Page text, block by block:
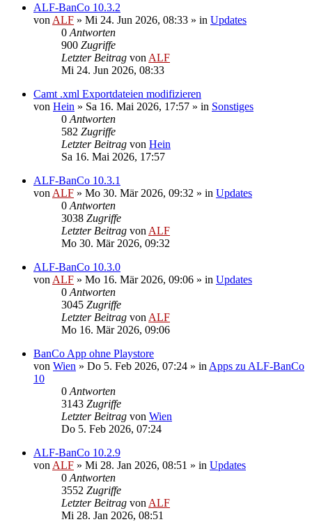
ALF-BanCo 10.3.2
von ALF » Mi 24. Jun 2026, 08:33 » in Updates
0 Antworten
900 Zugriffe
Letzter Beitrag von ALF
Mi 24. Jun 2026, 08:33
Camt .xml Exportdateien modifizieren
von Hein » Sa 16. Mai 2026, 17:57 » in Sonstiges
0 Antworten
582 Zugriffe
Letzter Beitrag von Hein
Sa 16. Mai 2026, 17:57
ALF-BanCo 10.3.1
von ALF » Mo 30. Mär 2026, 09:32 » in Updates
0 Antworten
3038 Zugriffe
Letzter Beitrag von ALF
Mo 30. Mär 2026, 09:32
ALF-BanCo 10.3.0
von ALF » Mo 16. Mär 2026, 09:06 » in Updates
0 Antworten
3045 Zugriffe
Letzter Beitrag von ALF
Mo 16. Mär 2026, 09:06
BanCo App ohne Playstore
von Wien » Do 5. Feb 2026, 07:24 » in Apps zu ALF-BanCo
10
0 Antworten
3143 Zugriffe
Letzter Beitrag von Wien
Do 5. Feb 2026, 07:24
ALF-BanCo 10.2.9
von ALF » Mi 28. Jan 2026, 08:51 » in Updates
0 Antworten
3552 Zugriffe
Letzter Beitrag von ALF
Mi 28. Jan 2026, 08:51